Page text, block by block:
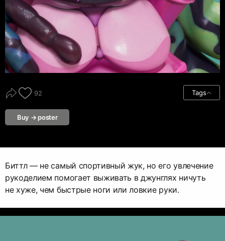
92 Tags
Buy → poster
Биттл — не самый спортивный жук, но его увлечение
рукоделием помогает выживать в джунглях ничуть
не хуже, чем быстрые ноги или ловкие руки.